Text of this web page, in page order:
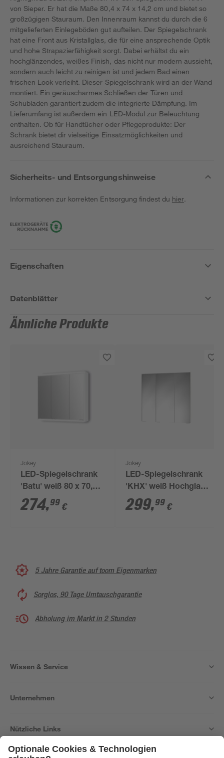
von Sieper. Er hat die Maße 80,4 x 74 x 14,2 cm und bietet so
großzügigen Stauraum. Den Innenraum kannst du durch die 6
mitgelieferten Einlegeböden gut aufteilen. Der Spiegelschrank
hat eine Front aus Kristallglas, die für eine ansprechende Optik
und hohe Strapazierfähigkeit sorgt. Dabei erhältst du ein
hochglänzendes, weißes Finish, das nicht nur modern aussieht,
sondern auch leicht zu reinigen ist und jedem Bad einen
frischen Look verleiht. Dieser Spiegelschrank wird an der Wand
montiert. Ein geräuscharmes Schließen der Türen und
Schubladen garantiert zudem die integrierte Dämpfung. Im
Lieferumfang ist außerdem ein LED-Modul zur Beleuchtung
enthalten. Ob für Handtücher oder Pflegeprodukte: Der
Schrank bietet dir vielseitige Einsatzmöglichkeiten und
ausreichend Stauraum.
Sicherheits- und Entsorgungshinweise
Informationen zur korrekten Entsorgung findest du hier.
Eigenschaften
Datenblätter
Ähnliche Produkte
Jokey
LED-Spiegelschrank
'Batu' weiß 80 x 70,8 x
15,2 cm
274,99 €
Jokey
LED-Spiegelschrank
'KHX' weiß Hochglanz
80,4 x 74 x 14,2 cm
299,99 €
5 Jahre Garantie auf toom Eigenmarken
Sorglos, 90 Tage Umtauschgarantie
Abholung im Markt in 2 Stunden
Wissen & Service
Unternehmen
Nützliche Links